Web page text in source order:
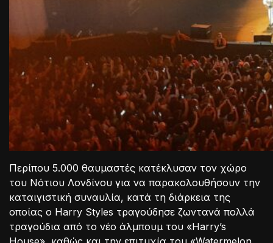
Περίπου 5.000 θαυμαστές κατέκλυσαν τον χώρο
του Νότιου Λονδίνου για να παρακολουθήσουν την
καταιγιστική συναυλία, κατά τη διάρκεια της
οποίας ο Harry Styles τραγούδησε ζωντανά πολλά
τραγούδια από το νέο άλμπουμ του «Harry’s